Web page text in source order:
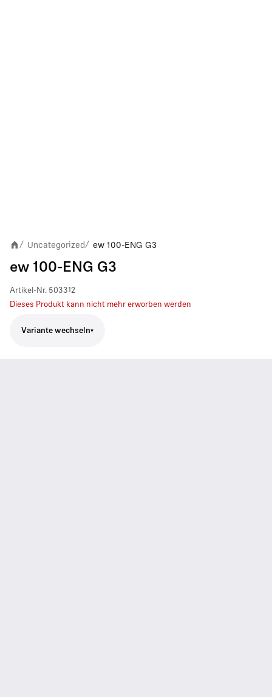
/ Uncategorized / ew 100-ENG G3
ew 100-ENG G3
Artikel-Nr. 503312
Dieses Produkt kann nicht mehr erworben werden
Variante wechseln